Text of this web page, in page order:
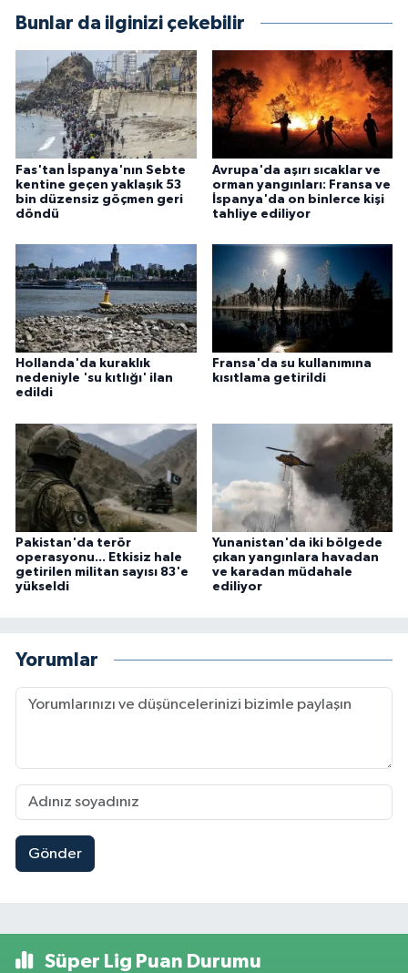
Bunlar da ilginizi çekebilir
Fas'tan İspanya'nın Sebte
kentine geçen yaklaşık 53
bin düzensiz göçmen geri
döndü
Avrupa'da aşırı sıcaklar ve
orman yangınları: Fransa ve
İspanya'da on binlerce kişi
tahliye ediliyor
Hollanda'da kuraklık
nedeniyle 'su kıtlığı' ilan
edildi
Fransa'da su kullanımına
kısıtlama getirildi
Pakistan'da terör
operasyonu... Etkisiz hale
getirilen militan sayısı 83'e
yükseldi
Yunanistan'da iki bölgede
çıkan yangınlara havadan
ve karadan müdahale
ediliyor
Yorumlar
Gönder
Süper Lig Puan Durumu